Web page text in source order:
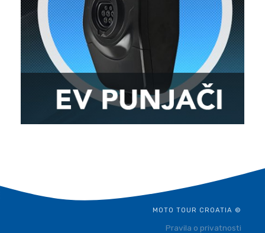
MOTO TOUR CROATIA ©
Pravila o privatnosti